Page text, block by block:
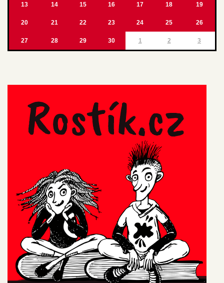
13 14 15 16 17 18 19
20 21 22 23 24 25 26
27 28 29 30 1 2 3